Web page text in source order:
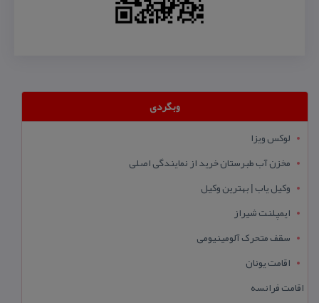
وبگردی
لوکس ویزا
مخزن آب طبرستان خرید از نمایندگی اصلی
وکیل یاب | بهترین وکیل
ایمپلنت شیراز
سقف متحرک آلومینیومی
اقامت یونان
اقامت فرانسه